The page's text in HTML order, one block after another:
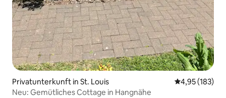
Privatunterkunft in St. Louis
4,95 (183)
Neu: Gemütliches Cottage in Hangnähe